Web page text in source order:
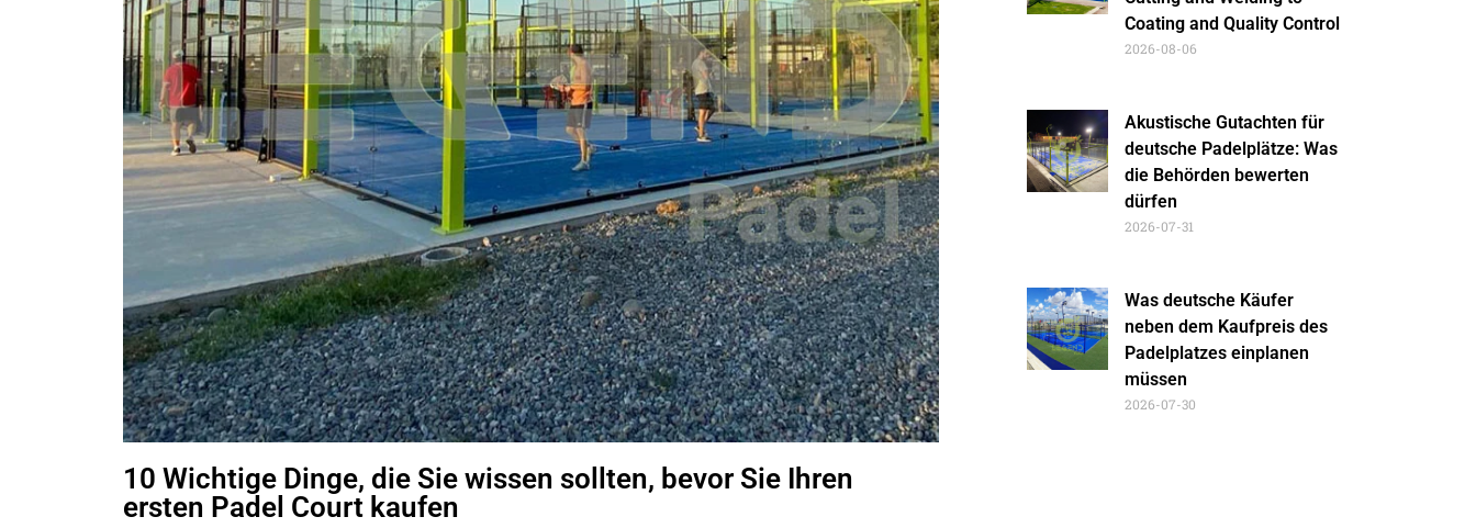
10 Wichtige Dinge, die Sie wissen sollten, bevor Sie Ihren
ersten Padel Court kaufen
Coating and Quality Control
2026-08-06
Akustische Gutachten für
deutsche Padelplätze: Was
die Behörden bewerten
dürfen
2026-07-31
Was deutsche Käufer
neben dem Kaufpreis des
Padelplatzes einplanen
müssen
2026-07-30